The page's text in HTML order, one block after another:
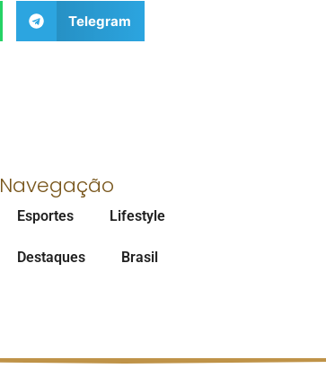
Telegram
Navegação
Esportes Lifestyle
Destaques Brasil